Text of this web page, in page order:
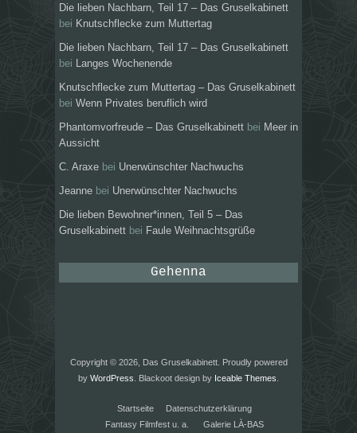
Die lieben Nachbarn, Teil 17 – Das Gruselkabinett
bei Knutschflecke zum Muttertag
Die lieben Nachbarn, Teil 17 – Das Gruselkabinett
bei
Langes Wochenende
Knutschflecke zum Muttertag – Das Gruselkabinett
bei Wenn Privates beruflich wird
Phantomvorfreude – Das Gruselkabinett bei Meer in
Aussicht
C. Araxe bei Unerwünschter Nachwuchs
Jeanne bei Unerwünschter Nachwuchs
Die lieben Bewohner*innen, Teil 5 – Das
Gruselkabinett bei Faule Weihnachtsgrüße
Gehenna
Copyright © 2026, Das Gruselkabinett. Proudly powered
by WordPress . Blackoot design by Iceable Themes
Startseite
Datenschutzerklärung
Fantasy Filmfest u. a.
Galerie LÀ-BAS